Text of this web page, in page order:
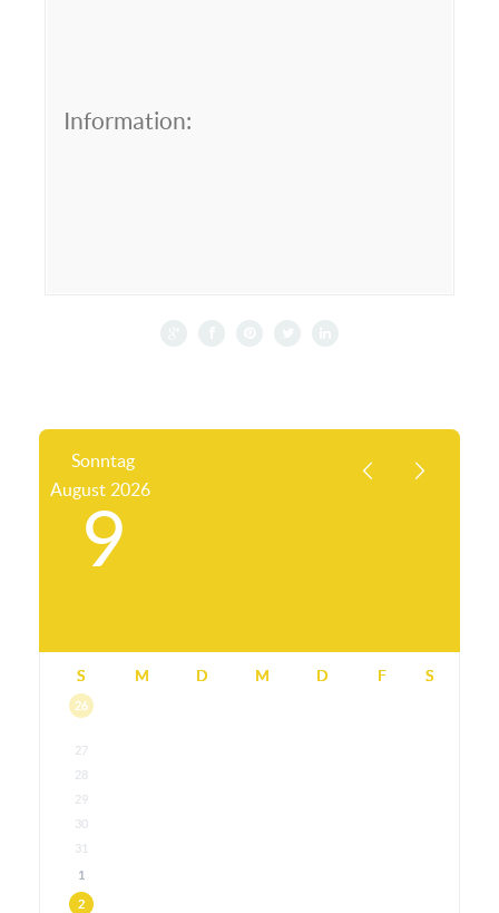
Information:
Sonntag
August 2026
9
S M D M D F S
26
27
28
29
30
31
1
2